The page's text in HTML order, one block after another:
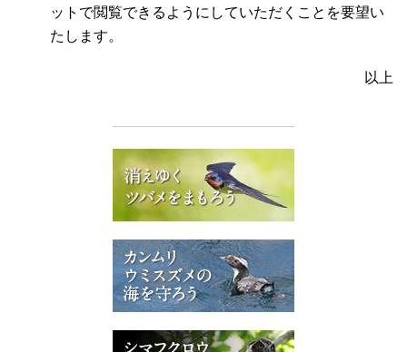
ットで閲覧できるようにしていただくことを要望い
たします。
以上